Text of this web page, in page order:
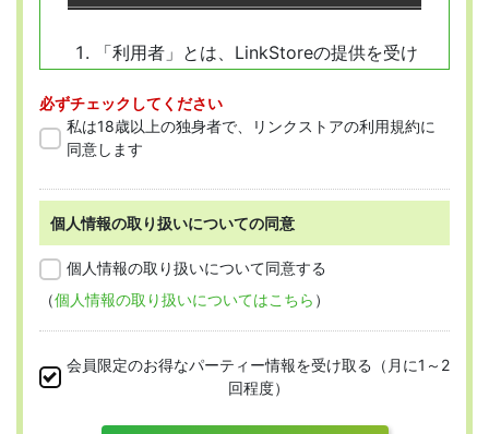
「利用者」とは、LinkStoreの提供を受け
「会員」とは、本規約に従って会員登録
をした人を指します。
第2条 （適用範囲）
ります。
必ずチェックしてください
私は18歳以上の独身者で、リンクストアの利用規約に
同意します
個人情報の取り扱いについての同意
個人情報の取り扱いについて同意する
（個人情報の取り扱いについてはこちら ）
会員限定のお得なパーティー情報を受け取る（月に1～2
回程度）